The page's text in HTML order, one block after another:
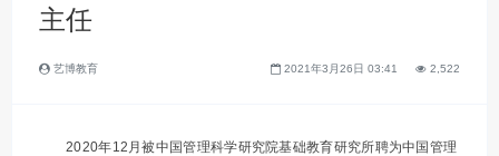
主任
艺博教育 2021年3月26日 03:41 2,522
2020年12月被中国管理科学研究院基础教育研究所聘为中国管理